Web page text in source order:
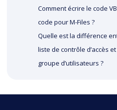
Comment écrire le code
code pourM-Files ?
Quelle est la différence
liste de contrôle d’accès
groupe d’utilisateurs ?